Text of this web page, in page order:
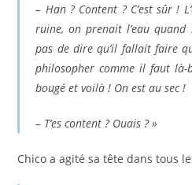
– Han ? Content ? C’est sûr !
ruine, on prenait l’eau
pas de dire qu’il fallait faire
philosopher comme il faut là-
bougé et voilà ! On est au sec !
– T’es content ? Ouais ? »
Chico a agité sa tête dans tous